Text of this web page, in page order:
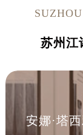
苏州江
安娜·塔